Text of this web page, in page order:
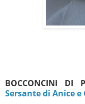
BOCCONCINI DI
Sersante di Anice e